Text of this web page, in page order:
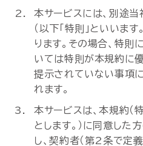
セミナー
お役立ち情報
会社情報
本サービスには、別途
（以下「特則」といいま
ります。その場合、特
いては特則が本規約に
提示されていない事項
れます。
本サービスは、本規約（
とします。）に同意した
し、契約者（第2条で定